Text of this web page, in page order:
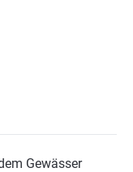
Gewässer